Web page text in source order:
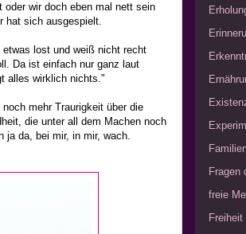
wir doch eben mal nett sein
hat sich ausgespielt.
lost und weiß nicht recht
Da ist einfach nur ganz laut
alles wirklich nichts."
mehr Traurigkeit über die
die unter all dem Machen noch
ja da, bei mir, in mir, wach.
Fragen
freie
Freiheit